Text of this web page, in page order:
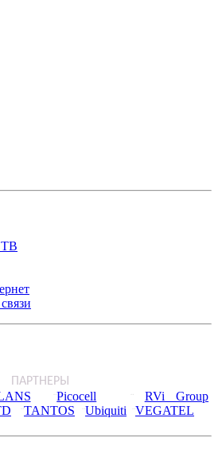
ТВ
ПАРТНЕРЫ
¨Picocell ¨ RVi Group
¨TANTOS ¨Ubiquiti ¨VEGATEL